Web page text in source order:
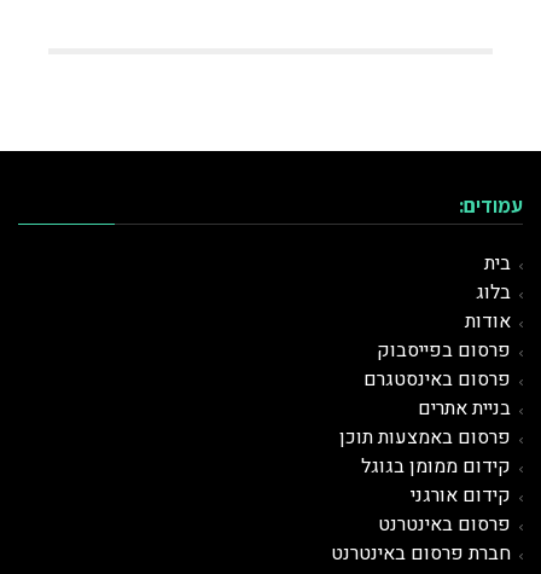
עמודים:
בית
בלוג
אודות
פרסום בפייסבוק
פרסום באינסטגרם
בניית אתרים
פרסום באמצעות תוכן
קידום ממומן בגוגל
קידום אורגני
פרסום באינטרנט
חברת פרסום באינטרנט